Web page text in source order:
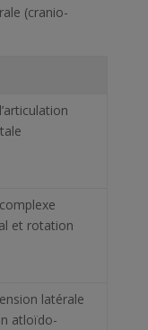
(cranio-
et rotation
latérale
atloïdo-